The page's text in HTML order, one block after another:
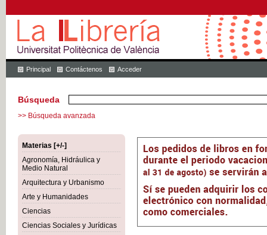
Principal Contáctenos Acceder
Búsqueda
>> Búsqueda avanzada
Materias [+/-]
Agronomía, Hidráulica y
Medio Natural
Arquitectura y Urbanismo
Arte y Humanidades
Ciencias
Ciencias Sociales y Jurídicas